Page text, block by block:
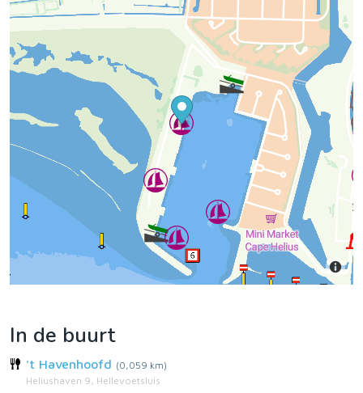
In de buurt
't Havenhoofd (0,059 km)
Heliushaven 9, Hellevoetsluis